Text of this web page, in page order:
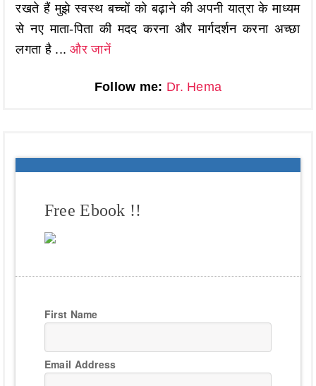
रखते हैं मुझे स्वस्थ बच्चों को बढ़ाने की अपनी यात्रा के माध्यम
से नए माता-पिता की मदद करना और मार्गदर्शन करना अच्छा
लगता है ...और जानें
Follow me: Dr. Hema
Free Ebook !!
First Name
Email Address